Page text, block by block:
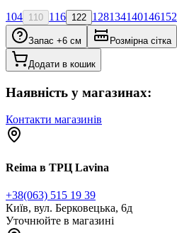
104 110 116 122 128134140146152
Запас +6 см Розмірна сітка
Додати в кошик
Наявність у магазинах:
Контакти магазинів
Reima в ТРЦ Lavina
+38(063) 515 19 39
Київ, вул. Берковецька, 6д
Уточнюйте в магазині